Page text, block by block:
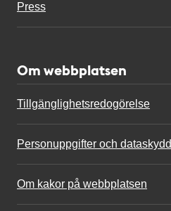
Press
Om webbplatsen
Tillgänglighetsredogörelse
Personuppgifter och dataskydd
Om kakor på webbplatsen